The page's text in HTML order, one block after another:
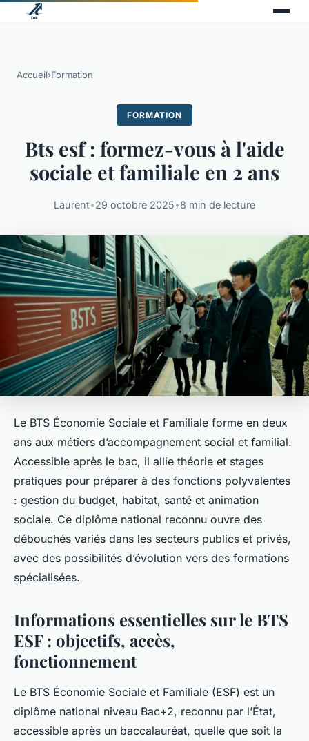
Accueil›Formation
FORMATION
Bts esf : formez-vous à l'aide
sociale et familiale en 2 ans
Laurent•29 octobre 2025•8 min de lecture
Le BTS Économie Sociale et Familiale forme en deux
ans aux métiers d’accompagnement social et familial.
Accessible après le bac, il allie théorie et stages
pratiques pour préparer à des fonctions polyvalentes
: gestion du budget, habitat, santé et animation
sociale. Ce diplôme national reconnu ouvre des
débouchés variés dans les secteurs publics et privés,
avec des possibilités d’évolution vers des formations
spécialisées.
Informations essentielles sur le BTS
ESF : objectifs, accès,
fonctionnement
Le BTS Économie Sociale et Familiale (ESF) est un
diplôme national niveau Bac+2, reconnu par l’État,
accessible après un baccalauréat, quelle que soit la